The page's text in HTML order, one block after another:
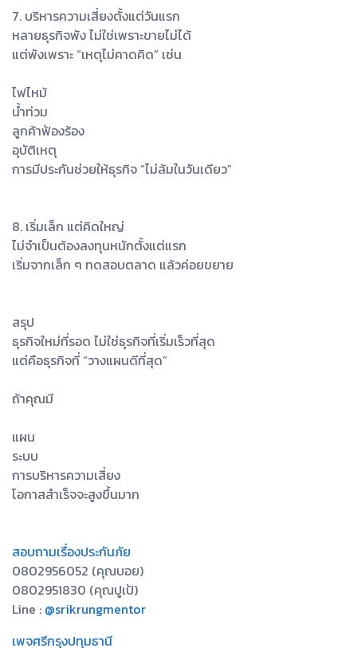
7. บริหารความเสี่ยงตั้งแต่วันแรก
หลายธุรกิจพัง ไม่ใช่เพราะขายไม่ได้
แต่พังเพราะ “เหตุไม่คาดคิด” เช่น
ไฟไหม้
น้ำท่วม
ลูกค้าฟ้องร้อง
อุบัติเหตุ
การมีประกันช่วยให้ธุรกิจ “ไม่ล้มในวันเดียว”
8. เริ่มเล็ก แต่คิดใหญ่
ไม่จำเป็นต้องลงทุนหนักตั้งแต่แรก
เริ่มจากเล็ก ๆ ทดสอบตลาด แล้วค่อยขยาย
สรุป
ธุรกิจใหม่ที่รอด ไม่ใช่ธุรกิจที่เริ่มเร็วที่สุด
แต่คือธุรกิจที่ “วางแผนดีที่สุด”
ถ้าคุณมี
แผน
ระบบ
การบริหารความเสี่ยง
โอกาสสำเร็จจะสูงขึ้นมาก
สอบถามเรื่องประกันภัย
0802956052 (คุณบอย)
0802951830 (คุณปูเป้)
Line : @srikrungmentor
เพจศรีกรุงปทุมธานี